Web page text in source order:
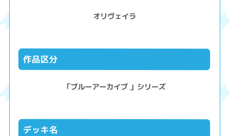
オリヴェイラ
作品区分
「ブルーアーカイブ 」シリーズ
デッキ名